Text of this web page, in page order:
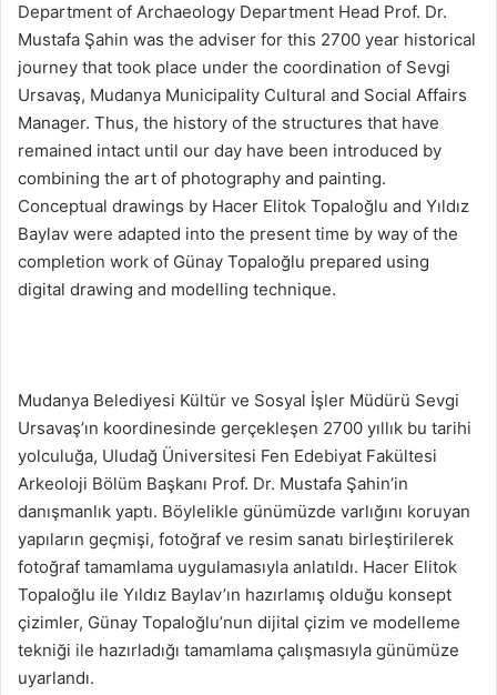
Department of Archaeology Department Head Prof. Dr.
Mustafa Şahin was the adviser for this 2700 year historical
journey that took place under the coordination of Sevgi
Ursavaş, Mudanya Municipality Cultural and Social Affairs
Manager. Thus, the history of the structures that have
remained intact until our day have been introduced by
combining the art of photography and painting.
Conceptual drawings by Hacer Elitok Topaloğlu and Yıldız
Baylav were adapted into the present time by way of the
completion work of Günay Topaloğlu prepared using
digital drawing and modelling technique.
Mudanya Belediyesi Kültür ve Sosyal İşler Müdürü Sevgi
Ursavaş’ın koordinesinde gerçekleşen 2700 yıllık bu tarihi
yolculuğa, Uludağ Üniversitesi Fen Edebiyat Fakültesi
Arkeoloji Bölüm Başkanı Prof. Dr. Mustafa Şahin’in
danışmanlık yaptı. Böylelikle günümüzde varlığını koruyan
yapıların geçmişi, fotoğraf ve resim sanatı birleştirilerek
fotoğraf tamamlama uygulamasıyla anlatıldı. Hacer Elitok
Topaloğlu ile Yıldız Baylav’ın hazırlamış olduğu konsept
çizimler, Günay Topaloğlu’nun dijital çizim ve modelleme
tekniği ile hazırladığı tamamlama çalışmasıyla günümüze
uyarlandı.